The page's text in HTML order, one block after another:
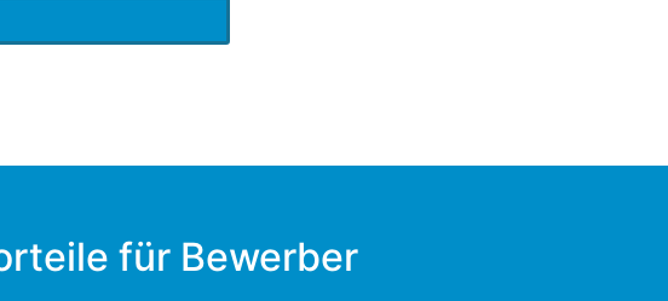
für Bewerber